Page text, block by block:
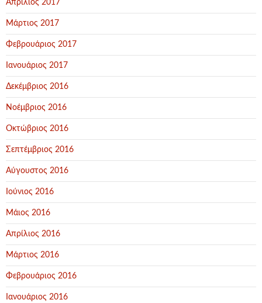
Απρίλιος 2017
Μάρτιος 2017
Φεβρουάριος 2017
Ιανουάριος 2017
Δεκέμβριος 2016
Νοέμβριος 2016
Οκτώβριος 2016
Σεπτέμβριος 2016
Αύγουστος 2016
Ιούνιος 2016
Μάιος 2016
Απρίλιος 2016
Μάρτιος 2016
Φεβρουάριος 2016
Ιανουάριος 2016